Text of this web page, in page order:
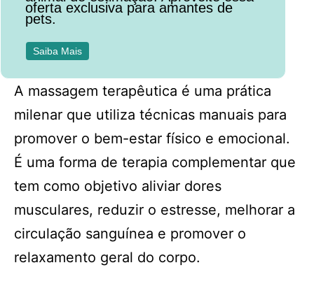
oferta exclusiva para amantes de
pets.
Saiba Mais
A massagem terapêutica é uma prática
milenar que utiliza técnicas manuais para
promover o bem-estar físico e emocional.
É uma forma de terapia complementar que
tem como objetivo aliviar dores
musculares, reduzir o estresse, melhorar a
circulação sanguínea e promover o
relaxamento geral do corpo.